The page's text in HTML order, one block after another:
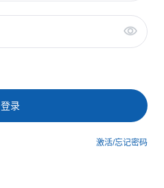
登录
激活/忘记密码